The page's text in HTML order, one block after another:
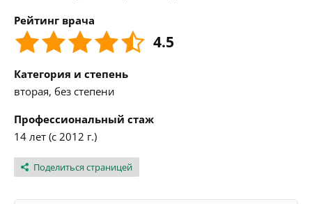
Рейтинг врача
4.5
Категория и степень
вторая, без степени
Профессиональный стаж
14 лет (с 2012 г.)
Поделиться страницей